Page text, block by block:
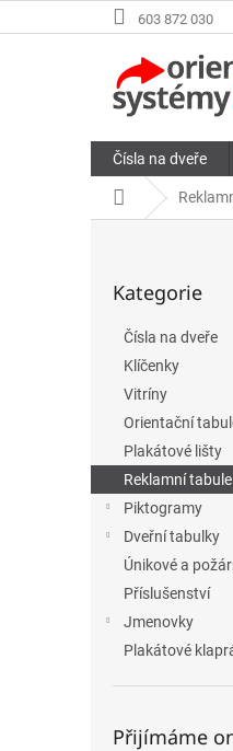
na
603 872 030
Čísla na dveře
Domů
a
n
kategorie
Kategorie
Čísla na dveře
Klíčenky
Vitríny
Orientační
Plakátové lišty
Reklamní
Piktogramy
Dveřní tabulky
Únikové a
Příslušenství
Jmenovky
Plakátové
Přijímáme